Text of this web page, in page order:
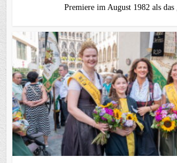
Premiere im August 1982 als das